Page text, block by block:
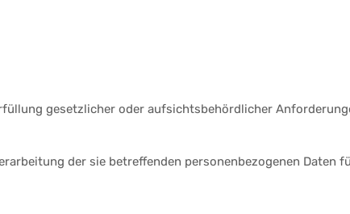
gesetzlicher oder aufsichtsbehördlicher
der sie betreffenden personenbezogenen Daten